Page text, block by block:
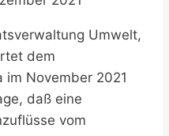
Umwelt,
dem
im November 2021
daß eine
vom